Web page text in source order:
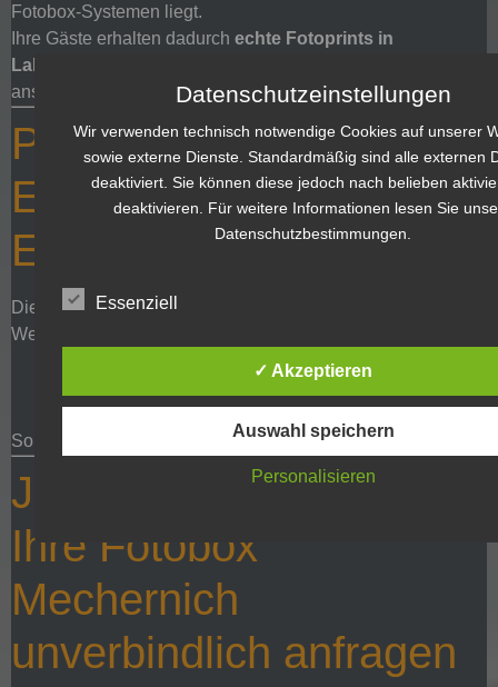
Fotobox-Systemen liegt.
Ihre Gäste erhalten dadurch echte Fotoprints in
Laborqualität
anschaut.
Perfekte Synergie: Ihr
Event-Netzwerk in der
Eifel
Die Fotobox Mechernich
Weitere Event-Highlights von AlcatraXX:
Audio-Gästebuch mit Sprachnachrichten Ihrer Gäste
So entsteht ein komplettes Eventkonzept aus einer Hand.
Jetzt Termin sichern:
Ihre Fotobox
Mechernich
unverbindlich anfragen
Datenschutzeinstellungen
Wir verwenden technisch notwendige Cookies auf unserer
sowie externe Dienste. Standardmäßig sind alle externen
deaktiviert. Sie können diese jedoch nach belieben
deaktivieren. Für weitere Informationen lesen Sie
Datenschutzbestimmungen.
Essenziell
✓ Akzeptieren
Auswahl speichern
Personalisieren